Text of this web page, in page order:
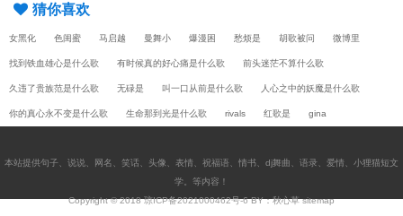
猜你喜欢
女黑化 色闺蜜 马启越 曼舞小 爆漫困 愁烦是 胡歌被问 微博里
找到铁血雄心是什么歌 有时候真的好心痛是什么歌 前头迷茫不算什么歌
久违了贵族范是什么歌 无碌是 叫一口从前是什么歌 人心之中的妖魔是什么歌
你的真心永不变是什么歌 生命那到光是什么歌 rivals 红歌是 gina
本站提供句子 说说 网名 笑话 头像 表情 祝福语 情书 dj舞曲 语录 爱情
小狸猫短文
学 。等内容！
Copyright © 2018琼ICP备2021000462号-6BY：秋心草sitemap